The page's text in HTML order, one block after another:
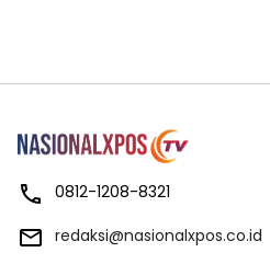
0812-1208-8321
redaksi@nasionalxpos.co.id